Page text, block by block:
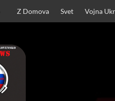
Z Domova Svet Vojna